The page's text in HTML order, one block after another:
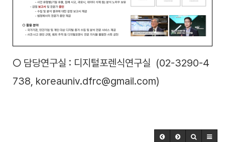
○ 담당연구실 : 디지털포렌식연구실 (02-3290-4
738, koreauniv.dfrc@gmail.com)